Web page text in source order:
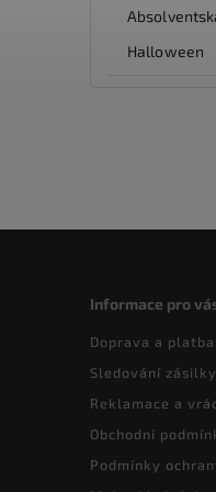
Halloween
Informace pro
Doprava a platba
Sledování zásilky
Reklamace a
Obchodní
Podmínky